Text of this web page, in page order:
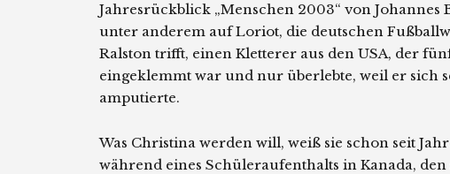
Jahresrückblick „Menschen 2003“ von Johannes
unter anderem auf Loriot, die deutschen
Ralston trifft, einen Kletterer aus den USA, der
eingeklemmt war und nur überlebte, weil er sich
amputierte.
Was Christina werden will, weiß sie schon seit
während eines Schüleraufenthalts in Kanada,